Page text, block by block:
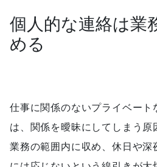
個人的な連絡は業
める
仕事に関係のないプライベート
は、関係を曖昧にしてしまう原
業務の範囲内に収め、休日や深